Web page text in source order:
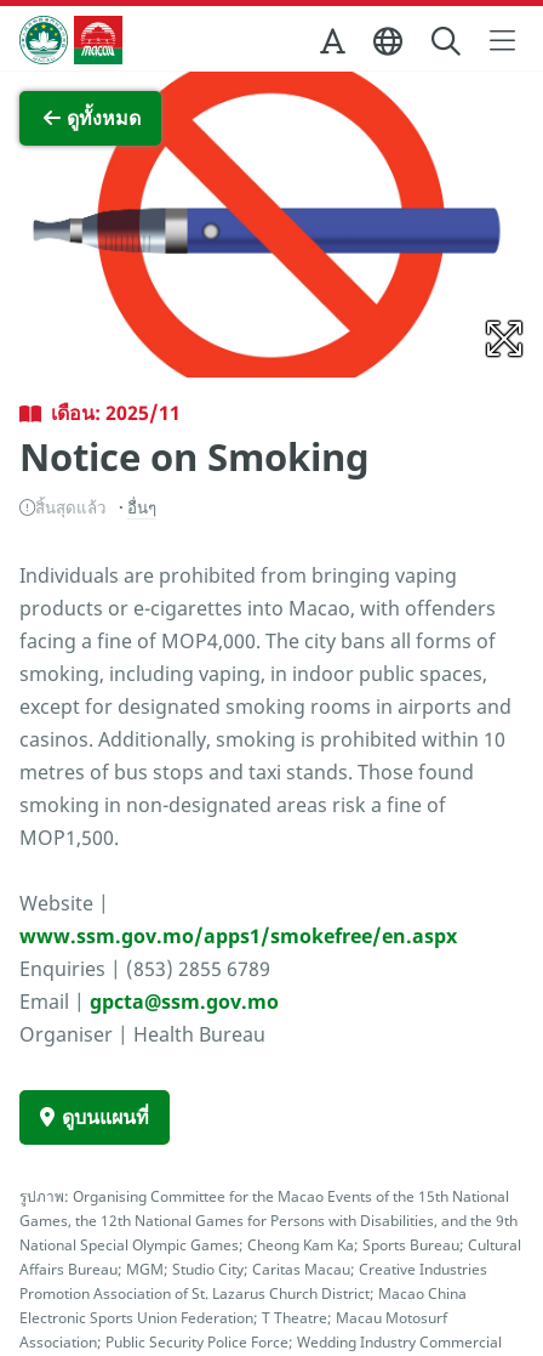
Skip to Main Content
สำนักงานการท่องเที่ยวของรัฐบาลมาเก๊า
ดูทั้งหมด
ภาพขยาย
เดือน: 2025/11
Notice on Smoking
สิ้นสุดแล้ว อื่นๆ
Individuals are prohibited from bringing vaping
products or e-cigarettes into Macao, with offenders
facing a fine of MOP4,000. The city bans all forms of
smoking, including vaping, in indoor public spaces,
except for designated smoking rooms in airports and
casinos. Additionally, smoking is prohibited within 10
metres of bus stops and taxi stands. Those found
smoking in non-designated areas risk a fine of
MOP1,500.
Website |
www.ssm.gov.mo/apps1/smokefree/en.aspx
Enquiries | (853) 2855 6789
Email | gpcta@ssm.gov.mo
Organiser | Health Bureau
ดูบนแผนที่
รูปภาพ: Organising Committee for the Macao Events of the 15th National
Games, the 12th National Games for Persons with Disabilities, and the 9th
National Special Olympic Games; Cheong Kam Ka; Sports Bureau; Cultural
Affairs Bureau; MGM; Studio City; Caritas Macau; Creative Industries
Promotion Association of St. Lazarus Church District; Macao China
Electronic Sports Union Federation; T Theatre; Macau Motosurf
Association; Public Security Police Force; Wedding Industry Commercial